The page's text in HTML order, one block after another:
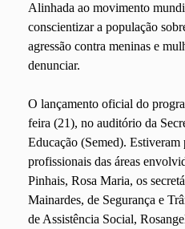
Alinhada ao movimento
conscientizar a população
agressão contra meninas e
denunciar.
O lançamento oficial do
feira (21), no auditório da
Educação (Semed). Estiveram
profissionais das áreas
Pinhais, Rosa Maria, os
Mainardes, de Segurança e
de Assistência Social,